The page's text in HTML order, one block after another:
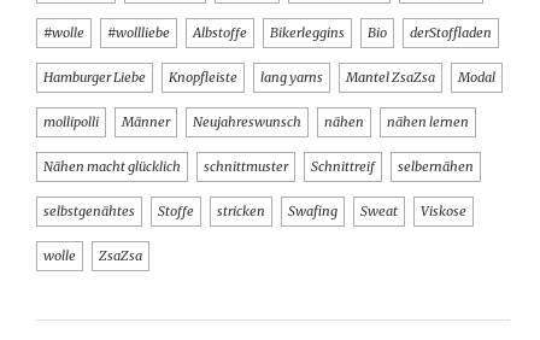
#wolle #wollliebe Albstoffe Bikerleggins Bio derStoffladen
Hamburger Liebe Knopfleiste lang yarns Mantel ZsaZsa Modal
mollipolli Männer Neujahreswunsch nähen nähen lernen
Nähen macht glücklich schnittmuster Schnittreif selbernähen
selbstgenähtes Stoffe stricken Swafing Sweat Viskose
wolle ZsaZsa